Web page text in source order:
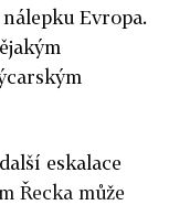
Evropa.
eskalace
Řecka může